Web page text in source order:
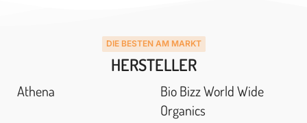
DIE BESTEN AM MARKT
HERSTELLER
Athena
Bio Bizz World Wide
Organics